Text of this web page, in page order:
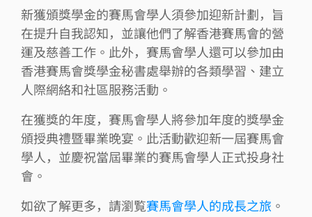
新獲頒獎學金的賽馬會學人須參加迎新計劃，旨
在提升自我認知，並讓他們了解香港賽馬會的營
運及慈善工作。此外，賽馬會學人還可以參加由
香港賽馬會獎學金秘書處舉辦的各類學習、建立
人際網絡和社區服務活動。
在獲獎的年度，賽馬會學人將參加年度的獎學金
頒授典禮暨畢業晚宴。此活動歡迎新一屆賽馬會
學人，並慶祝當屆畢業的賽馬會學人正式投身社
會。
如欲了解更多，請瀏覧賽馬會學人的成長之旅 。